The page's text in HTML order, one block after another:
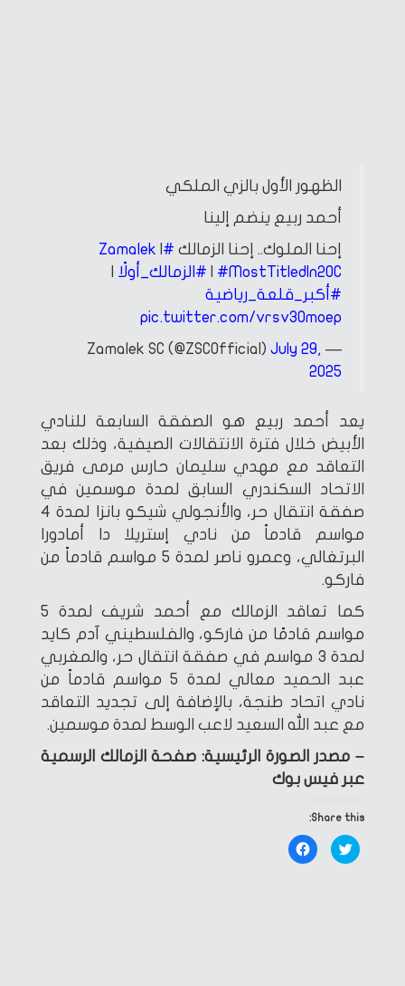
الظهور الأول بالزي الملكي
أحمد ربيع ينضم إلينا
إحنا الملوك.. إحنا الزمالك #Zamalek
#MostTitledIn20C
#الزمالك_أولًا
#أكبر_قلعة_رياضية
pic.twitter.com/vrsv3Omoep
— Zamalek SC (@ZSCOfficial)
July 29,
2025
يعد أحمد ربيع هو الصفقة السابعة للنادي
الأبيض خلال فترة الانتقالات الصيفية، وذلك بعد
التعاقد مع مهدي سليمان حارس مرمى فريق
الاتحاد السكندري السابق لمدة موسمين في
صفقة انتقال حر، والأنجولي شيكو بانزا لمدة 4
مواسم قادماً من نادي إستريلا دا أمادورا
البرتغالي، وعمرو ناصر لمدة 5 مواسم قادماً من
فاركو.
كما تعاقد الزمالك مع أحمد شريف لمدة 5
مواسم قادمًا من فاركو، والفلسطيني آدم كايد
لمدة 3 مواسم في صفقة انتقال حر، والمغربي
عبد الحميد معالي لمدة 5 مواسم قادماً من
نادي اتحاد طنجة، بالإضافة إلى تجديد التعاقد
مع عبد الله السعيد لاعب الوسط لمدة موسمين.
– مصدر الصورة الرئيسية: صفحة الزمالك الرسمية
عبر فيس بوك
Share this:
Click
to
share
Click
to